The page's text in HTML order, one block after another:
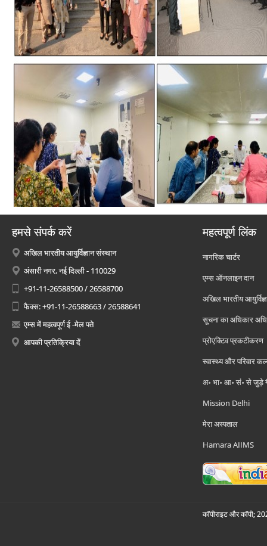
हमसे संपर्क करें
अखिल भारतीय आयुर्विज्ञान संस्थान
अंसारी नगर, नई दिल्ली - 110029
+91-11-26588500 / 26588700
फैक्स: +91-11-26588663 / 26588641
एम्स में महत्वपूर्ण ई -मेल पते
आपकी प्रतिक्रिया दें
महत्वपूर्ण लिंक
नागरिक चार्टर
एम्स ऑनलाइन दान
अखिल भारतीय
सूचना का अधिकार
प्रोएक्टिव प्रकटीकरण
स्वास्थ्य और परिवार
अ॰ भा॰ आ॰ सं॰ से जुड़े
Mission Delhi
मेरा अस्पताल
Hamara AIIMS
कॉपीराइट और कॉपी;